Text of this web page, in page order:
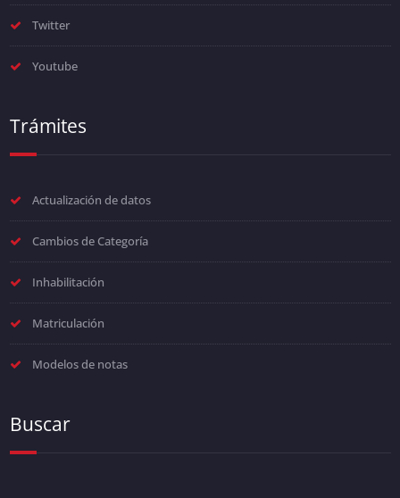
Twitter
Youtube
Trámites
Actualización de datos
Cambios de Categoría
Inhabilitación
Matriculación
Modelos de notas
Buscar